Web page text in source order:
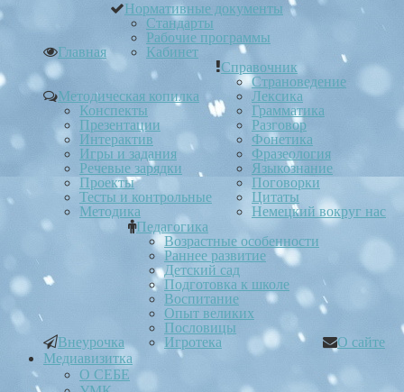
Главная
Нормативные документы
Стандарты
Рабочие программы
Кабинет
Методическая копилка
Конспекты
Презентации
Интерактив
Игры и задания
Речевые зарядки
Проекты
Тесты и контрольные
Методика
Справочник
Страноведение
Лексика
Грамматика
Разговор
Фонетика
Фразеология
Языкознание
Поговорки
Цитаты
Немецкий вокруг нас
Внеурочка
Педагогика
Возрастные особенности
Раннее развитие
Детский сад
Подготовка к школе
Воспитание
Опыт великих
Пословицы
Игротека
О сайте
Медиавизитка
О СЕБЕ